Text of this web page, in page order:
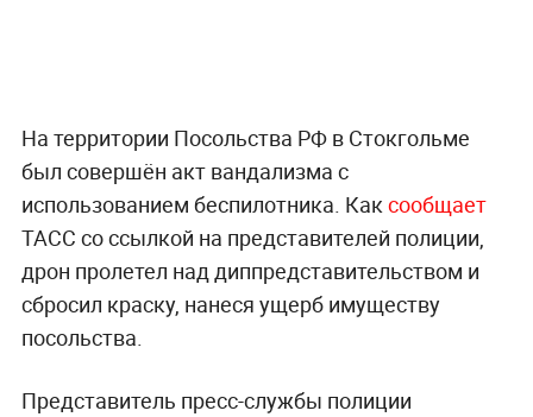
На территории Посольства РФ в Стокгольме
был совершён акт вандализма с
использованием беспилотника. Каксообщает
ТАСС со ссылкой на представителей полиции,
дрон пролетел над диппредставительством и
сбросил краску, нанеся ущерб имуществу
посольства.
Представитель пресс-службы полиции